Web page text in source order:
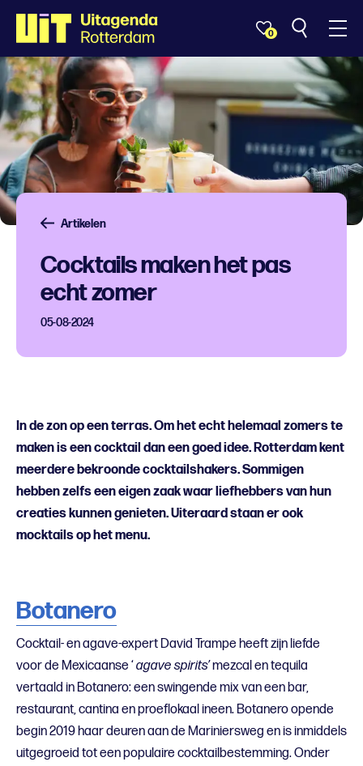
0
Artikelen
Cocktails maken het pas
echt zomer
05-08-2024
In de zon op een terras. Om het echt helemaal zomers te
maken is een cocktail dan een goed idee. Rotterdam kent
meerdere bekroonde cocktailshakers. Sommigen
hebben zelfs een eigen zaak waar liefhebbers van hun
creaties kunnen genieten. Uiteraard staan er ook
mocktails op het menu.
Botanero
Cocktail- en agave-expert David Trampe heeft zijn liefde
voor de Mexicaanse ‘agave spirits’mezcal en tequila
vertaald in Botanero: een swingende mix van een bar,
restaurant, cantina en proeflokaal ineen. Botanero opende
begin 2019 haar deuren aan de Mariniersweg en is inmiddels
uitgegroeid tot een populaire cocktailbestemming. Onder